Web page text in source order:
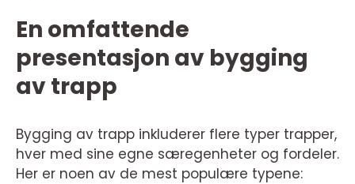
En omfattende
presentasjon av bygging
av trapp
Bygging av trapp inkluderer flere typer trapper,
hver med sine egne særegenheter og fordeler.
Her er noen av de mest populære typene: